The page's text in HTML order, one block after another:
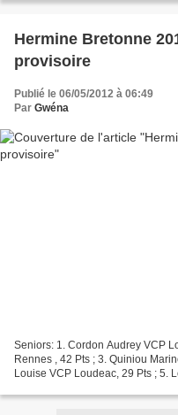
Hermine Bretonne
provisoire
Publié le 06/05/2012 à 06:49
Par Gwéna
Seniors: 1. Cordon Audrey VCP
Rennes , 42 Pts ; 3. Quiniou
Louise VCP Loudeac, 29 Pts ; 5.